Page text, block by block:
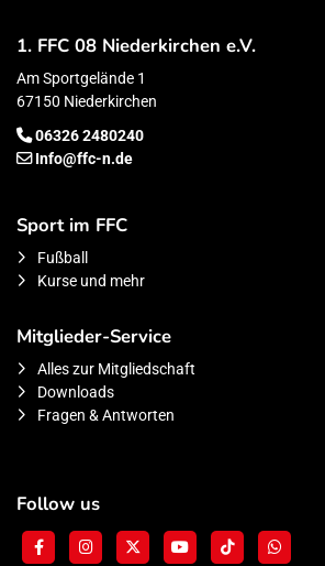
1. FFC 08 Niederkirchen e.V.
Am Sportgelände 1
67150 Niederkirchen
06326 2480240
Info@ffc-n.de
Sport im FFC
Fußball
Kurse und mehr
Mitglieder-Service
Alles zur Mitgliedschaft
Downloads
Fragen & Antworten
Follow us